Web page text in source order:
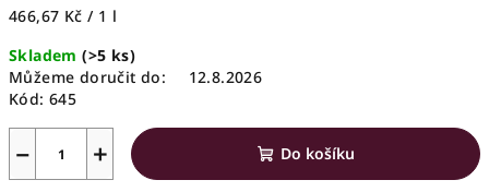
Měrná
466,67 Kč / 1 l
Skladem(>5 ks)
Můžeme doručit do:
12.8.2026
Kód: 645
+
− Do košíku